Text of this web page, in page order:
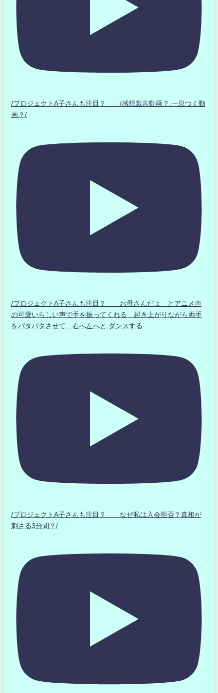
/プロジェクトA子さんも注目？ /感想戯言動画？.一息つく動
画？/
/プロジェクトA子さんも注目？ お母さんだよ とアニメ声
の可愛いらしい声で手を振ってくれる 起き上がりながら両手
をパタパタさせて 右へ左へと ダンスする
/プロジェクトA子さんも注目？ なぜ私は入会拒否？真相が
刺さる3分間？/